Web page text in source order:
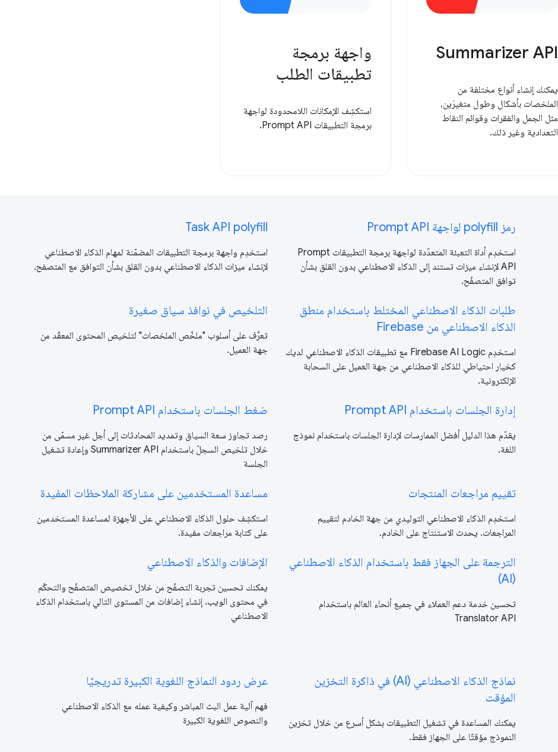
Summarizer API
يمكنك إنشاء أنواع مختلفة من
الملخصات بأشكال وطول متغيرَين،
مثل الجمل والفقرات وقوائم النقاط
التعدادية وغير ذلك.
واجهة برمجة
تطبيقات الطلب
استكشِف الإمكانات اللامحدودة لواجهة
برمجة التطبيقات Prompt API.
رمز polyfill لواجهة Prompt API
استخدِم أداة التعبئة المتعدّدة لواجهة برمجة التطبيقات Prompt
API لإنشاء ميزات تستند إلى الذكاء الاصطناعي بدون القلق بشأن
توافق المتصفّح.
Task API polyfill
استخدِم واجهة برمجة التطبيقات المضمّنة لمهام الذكاء الاصطناعي
لإنشاء ميزات الذكاء الاصطناعي بدون القلق بشأن التوافق مع المتصفح.
طلبات الذكاء الاصطناعي المختلط باستخدام منطق
الذكاء الاصطناعي من Firebase
استخدِم Firebase AI Logic مع تطبيقات الذكاء الاصطناعي لديك
كخيار احتياطي للذكاء الاصطناعي من جهة العميل على السحابة
الإلكترونية.
التلخيص في نوافذ سياق صغيرة
تعرَّف على أسلوب "ملخّص الملخصات" لتلخيص المحتوى المعقّد من
جهة العميل.
إدارة الجلسات باستخدام Prompt API
يقدّم هذا الدليل أفضل الممارسات لإدارة الجلسات باستخدام نموذج
اللغة.
ضغط الجلسات باستخدام Prompt API
رصد تجاوز سعة السياق وتمديد المحادثات إلى أجل غير مسمّى من
خلال تلخيص السجلّ باستخدام Summarizer API وإعادة تشغيل
الجلسة
تقييم مراجعات المنتجات
استخدِم الذكاء الاصطناعي التوليدي من جهة الخادم لتقييم
المراجعات. يحدث الاستنتاج على الخادم.
مساعدة المستخدمين على مشاركة الملاحظات المفيدة
استكشِف حلول الذكاء الاصطناعي على الأجهزة لمساعدة المستخدمين
على كتابة مراجعات مفيدة.
الترجمة على الجهاز فقط باستخدام الذكاء الاصطناعي
(AI)
تحسين خدمة دعم العملاء في جميع أنحاء العالم باستخدام
Translator API
الإضافات والذكاء الاصطناعي
يمكنك تحسين تجربة التصفّح من خلال تخصيص المتصفّح والتحكّم
في محتوى الويب. إنشاء إضافات من المستوى التالي باستخدام الذكاء
الاصطناعي
نماذج الذكاء الاصطناعي (AI) في ذاكرة التخزين
المؤقت
يمكنك المساعدة في تشغيل التطبيقات بشكل أسرع من خلال تخزين
النموذج مؤقتًا على الجهاز فقط.
عرض ردود النماذج اللغوية الكبيرة تدريجيًا
فهم آلية عمل البث المباشر وكيفية عمله مع الذكاء الاصطناعي
والنصوص اللغوية الكبيرة